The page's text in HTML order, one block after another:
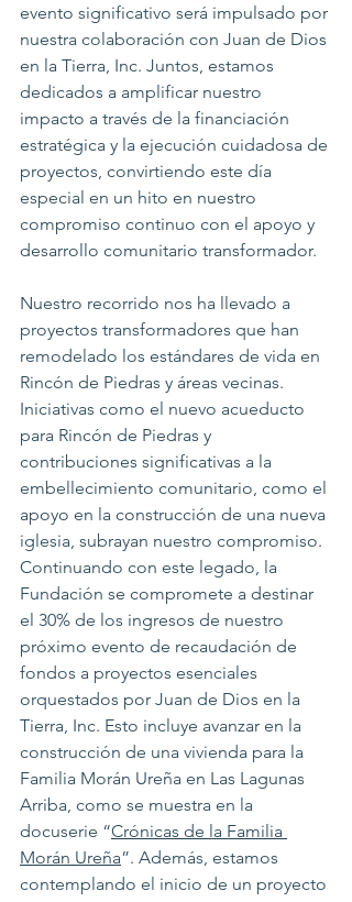
evento significativo será impulsado por
nuestra colaboración con Juan de Dios
en la Tierra, Inc. Juntos, estamos
dedicados a amplificar nuestro
impacto a través de la financiación
estratégica y la ejecución cuidadosa de
proyectos, convirtiendo este día
especial en un hito en nuestro
compromiso continuo con el apoyo y
desarrollo comunitario transformador.
Nuestro recorrido nos ha llevado a
proyectos transformadores que han
remodelado los estándares de vida en
Rincón de Piedras y áreas vecinas.
Iniciativas como el nuevo acueducto
para Rincón de Piedras y
contribuciones significativas a la
embellecimiento comunitario, como el
apoyo en la construcción de una nueva
iglesia, subrayan nuestro compromiso.
Continuando con este legado, la
Fundación se compromete a destinar
el 30% de los ingresos de nuestro
próximo evento de recaudación de
fondos a proyectos esenciales
orquestados por Juan de Dios en la
Tierra, Inc. Esto incluye avanzar en la
construcción de una vivienda para la
Familia Morán Ureña en Las Lagunas
Arriba, como se muestra en la
docuserie “Crónicas de la Familia
Morán Ureña”. Además, estamos
contemplando el inicio de un proyecto